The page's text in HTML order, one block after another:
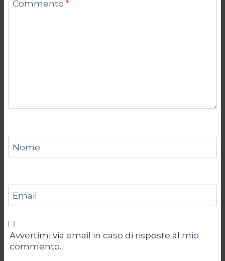
Commento *
Nome
Email
Avvertimi via email in caso di risposte al mio
commento.